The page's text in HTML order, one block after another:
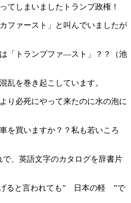
てしまいましたトランプ政権！
ファースト」と叫んでいましたが
「トランプファ―スト」？？（池
乱を巻き起こしています。
り必死にやって来たのに水の泡に
を買いますか？？私も若いころ
で、英語文字のカタログを辞書片
げると言われても” 日本の軽 ”で